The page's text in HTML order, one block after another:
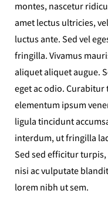
montes, nascetur
amet lectus ultricies,
luctus ante. Sed vel
fringilla. Vivamus
aliquet aliquet augue.
eget ac odio.
elementum ipsum
ligula tincidunt
interdum, ut fringilla
Sed sed efficitur
nisi ac vulputate
lorem nibh ut sem.